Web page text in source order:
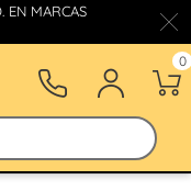
EN MARCAS
0